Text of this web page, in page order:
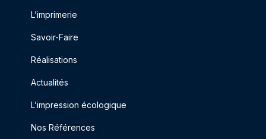
L’imprimerie
Savoir-Faire
Réalisations
Actualités
L’impression écologique
Nos Références